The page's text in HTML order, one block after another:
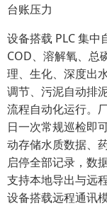
台账压力
设备搭载 PLC 集中
COD、溶解氧、总
理、生化、深度出
调节、污泥自动排
流程自动化运行。
日一次常规巡检即
动存储水质数据、
启停全部记录，数
支持本地导出与远
设备搭载远程通讯